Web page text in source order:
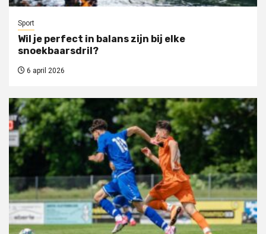
Sport
Wil je perfect in balans zijn bij elke
snoekbaarsdril?
6 april 2026